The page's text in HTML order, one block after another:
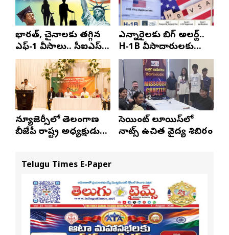
భారత్, చైనాలకు తగ్గిన
ఎఫ్-1 వీసాలు.. సీఐఎస్
నివేదిక..!
ఎన్నారైలకు బిగ్ అలర్ట్..
H-1B వీసాదారులకు
ప్రయాణ సమయంలో
స్టేటస్ ప్రూఫ్స్ తప్పనిసరి..!
న్యూజెర్సీలో తెలంగాణ
బీజేపీ రాష్ట్ర అధ్యక్షుడు
సెయింట్ లూయిస్‌లో
నాట్స్ ఉచిత వైద్య శిబిరం
Telugu Times E-Paper